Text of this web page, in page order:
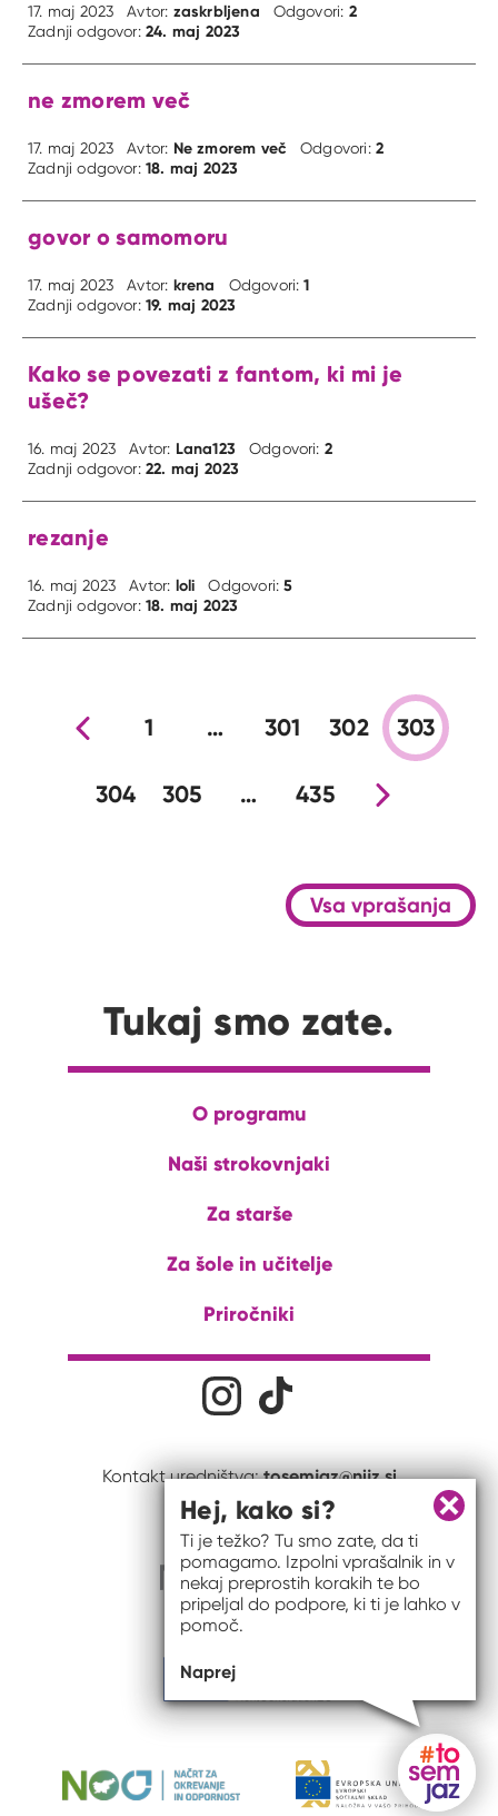
17. maj 2023 Avtor: zaskrbljena Odgovori: 2
Zadnji odgovor:24. maj 2023
ne zmorem več
17. maj 2023 Avtor: Ne zmorem več Odgovori:2
Zadnji odgovor:18. maj 2023
govor o samomoru
17. maj 2023 Avtor: krena Odgovori:1
Zadnji odgovor:19. maj 2023
Kako se povezati z fantom, ki mi je
ušeč?
16. maj 2023 Avtor: Lana123 Odgovori: 2
Zadnji odgovor:22. maj 2023
rezanje
16. maj 2023 Avtor: loli Odgovori:5
Zadnji odgovor:18. maj 2023
Prejšnja stran
1 … 301 302 303
304 305 … 435Nova stran
Vsa vprašanja
Tukaj smo zate.
O programu
Naši strokovnjaki
Za starše
Za šole in učitelje
Priročniki
Družabna omrežjaNa naš Instagram profil
Kontakt uredništva:tosemjaz@nijz.si
Zapri
Hej, kako si?
Ti je težko? Tu smo zate, da ti
pomagamo. Izpolni vprašalnik in v
nekaj preprostih korakih te bo
pripeljal do podpore, ki ti je lahko v
pomoč.
Naprej